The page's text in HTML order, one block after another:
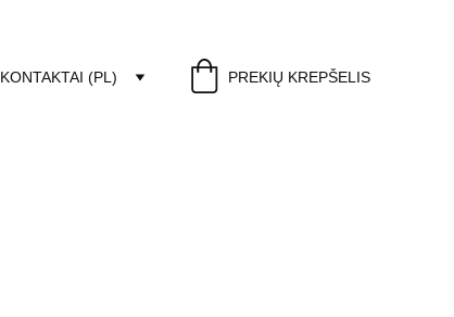
KONTAKTAI (PL) PREKIŲ KREPŠELIS